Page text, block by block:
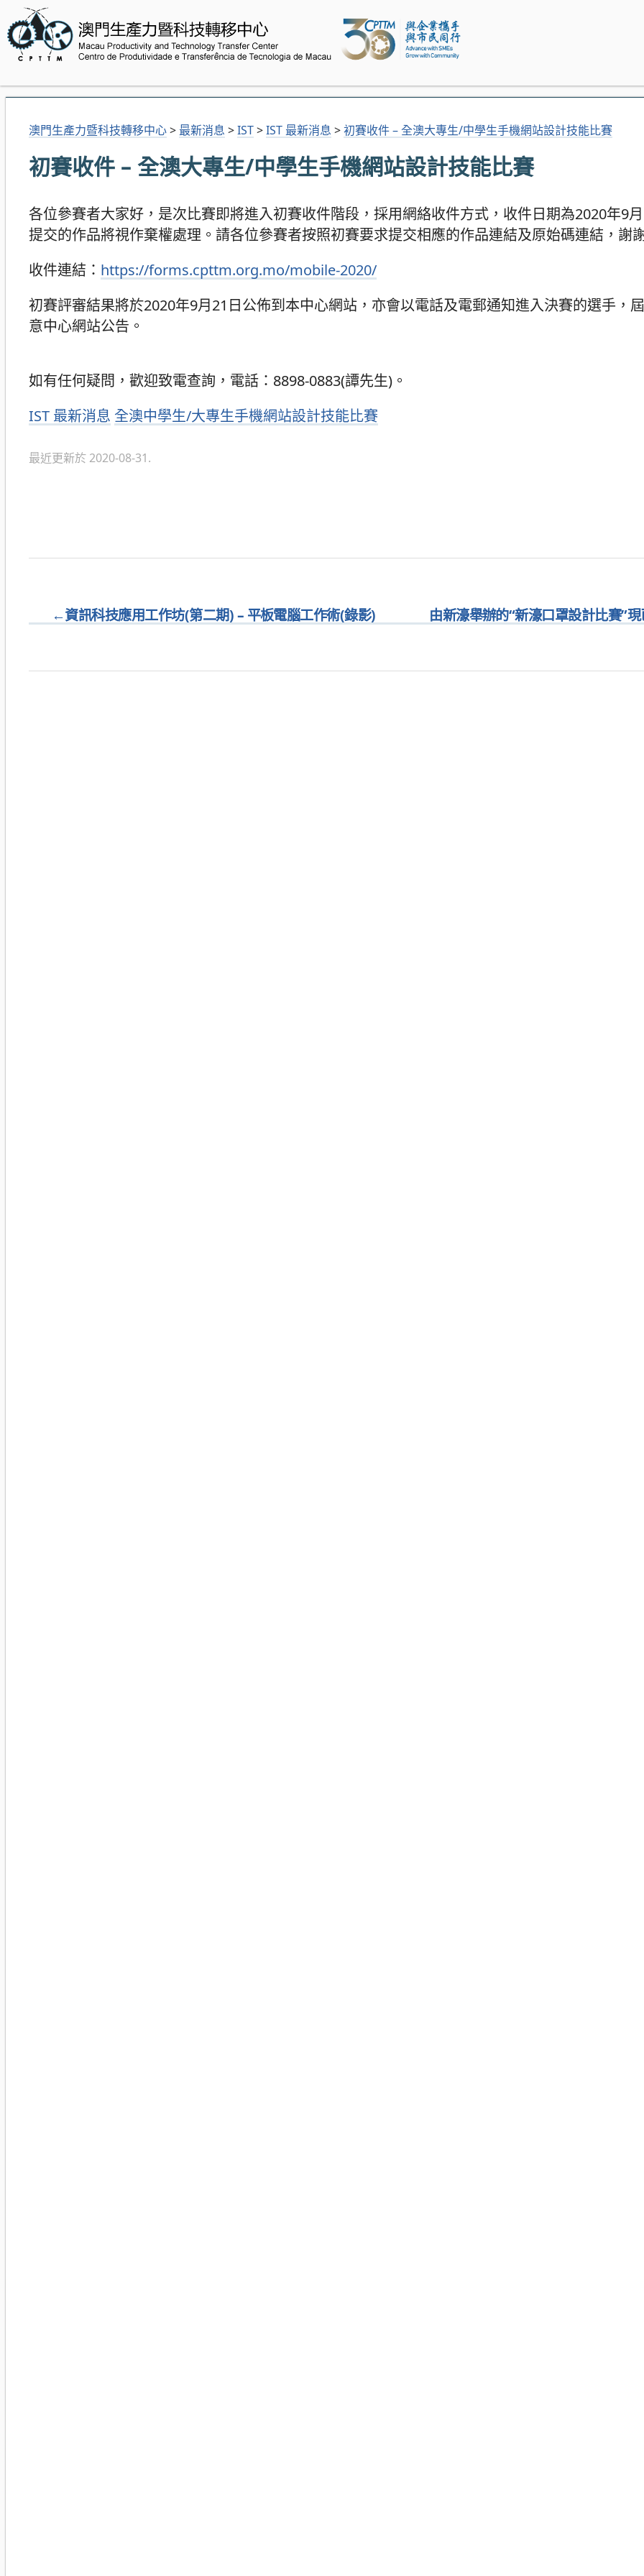
澳門生產力暨科技轉移中心> 最新消息 >IST>IST 最新消息 >初賽收件 – 全澳大專生/中學生手機網站設計技能比賽
初賽收件 – 全澳大專生/中學生手機網站設計技能比賽
各位參賽者大家好，是次比賽即將進入初賽收件階段，採用網絡收件方式，收件日期為2020年9
提交的作品將視作棄權處理。請各位參賽者按照初賽要求提交相應的作品連結及原始碼連結，謝
收件連結： https://forms.cpttm.org.mo/mobile-2020/
初賽評審結果將於2020年9月21日公佈到本中心網站，亦會以電話及電郵通知進入決賽的選手，
意中心網站公告。
如有任何疑問，歡迎致電查詢，電話：8898-0883(譚先生)。
分
IST 最新消息 全澳中學生/大專生手機網站設計技能比賽
最近更新於 2020-08-31.
←資訊科技應用工作坊(第二期) – 平板電腦工作術(錄影) 由新濠舉辦的“新濠口罩設計比賽”